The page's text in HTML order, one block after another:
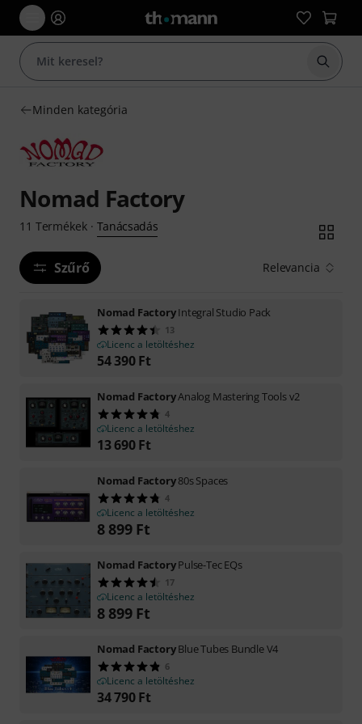
Minden kategória
Nomad Factory
11 Termékek· Tanácsadás
Szűrő Relevancia
Nomad FactoryIntegral Studio Pack
13
Licenc a letöltéshez
54 390 Ft
Nomad FactoryAnalog Mastering Tools v2
4
Licenc a letöltéshez
13 690 Ft
Nomad Factory80s Spaces
4
Licenc a letöltéshez
8 899 Ft
Nomad FactoryPulse-Tec EQs
17
Licenc a letöltéshez
8 899 Ft
Nomad FactoryBlue Tubes Bundle V4
6
Licenc a letöltéshez
34 790 Ft